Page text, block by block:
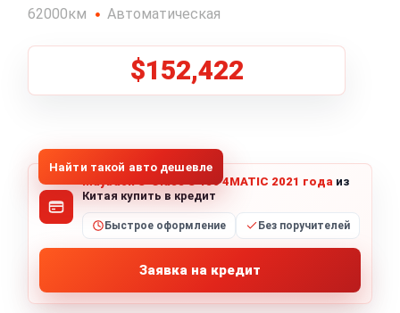
62000км Автоматическая
$152,422
Найти такой авто дешевле
Maybach S-Class S 480 4MATIC 2021 года из
Китая купить в кредит
Быстрое оформление Без поручителей
Заявка на кредит